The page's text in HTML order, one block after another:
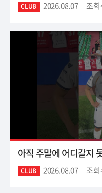
CLUB 2026.08.07 조
아직 주말에 어디갈지
CLUB 2026.08.07 조